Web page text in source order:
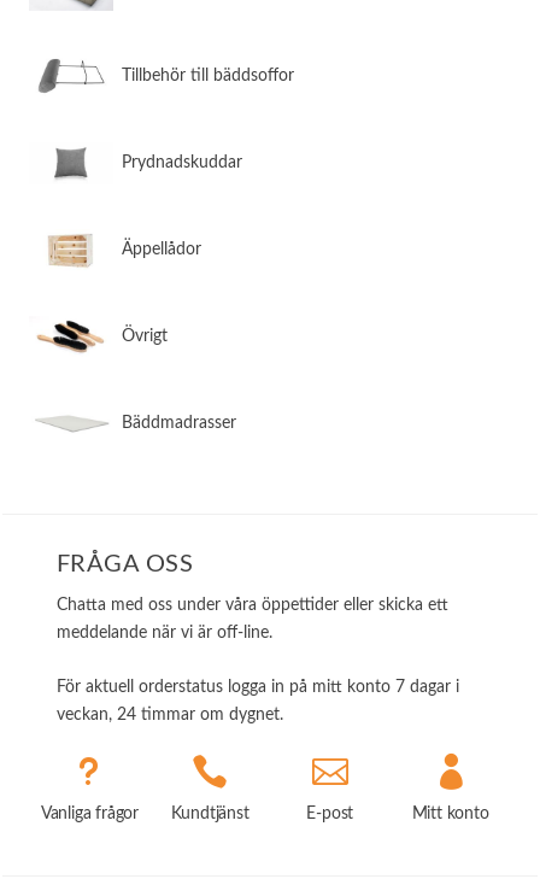
​Tillbehör till bäddsoffor
​Prydnadskuddar
​Äppellådor
​Övrigt
​Bäddmadrasser
FRÅGA OSS
Chatta med oss under våra öppettider eller skicka ett
meddelande när vi är off-line.
För aktuell orderstatus logga in på mitt konto 7 dagar i
veckan, 24 timmar om dygnet.
u
Vanliga frågor

Kundtjänst

E-post

Mitt konto